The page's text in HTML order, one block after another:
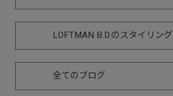
LOFTMAN B.D.のスタイリング
全てのブログ